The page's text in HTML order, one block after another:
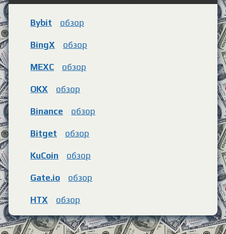
Bybit обзор
BingX обзор
MEXC обзор
OKX обзор
Binance обзор
Bitget обзор
KuCoin обзор
Gate.io обзор
HTX обзор